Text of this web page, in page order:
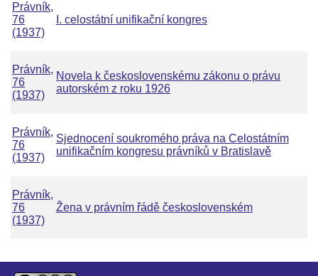
Právník,
76
(1937)
I. celostátní unifikační kongres
Právník,
76
(1937)
Novela k československému zákonu o právu
autorském z roku 1926
Právník,
76
(1937)
Sjednocení soukromého práva na Celostátním
unifikačním kongresu právníků v Bratislavě
Právník,
76
(1937)
Žena v právním řádě československém